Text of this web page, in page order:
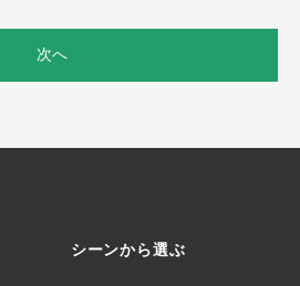
次へ
シーンから選ぶ